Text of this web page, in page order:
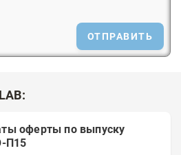
ОТПРАВИТЬ
оферты по выпуску
П15